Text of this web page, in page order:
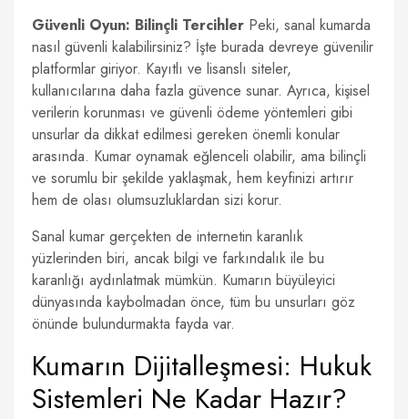
Güvenli Oyun: Bilinçli Tercihler Peki, sanal kumarda
nasıl güvenli kalabilirsiniz? İşte burada devreye güvenilir
platformlar giriyor. Kayıtlı ve lisanslı siteler,
kullanıcılarına daha fazla güvence sunar. Ayrıca, kişisel
verilerin korunması ve güvenli ödeme yöntemleri gibi
unsurlar da dikkat edilmesi gereken önemli konular
arasında. Kumar oynamak eğlenceli olabilir, ama bilinçli
ve sorumlu bir şekilde yaklaşmak, hem keyfinizi artırır
hem de olası olumsuzluklardan sizi korur.
Sanal kumar gerçekten de internetin karanlık
yüzlerinden biri, ancak bilgi ve farkındalık ile bu
karanlığı aydınlatmak mümkün. Kumarın büyüleyici
dünyasında kaybolmadan önce, tüm bu unsurları göz
önünde bulundurmakta fayda var.
Kumarın Dijitalleşmesi: Hukuk
Sistemleri Ne Kadar Hazır?